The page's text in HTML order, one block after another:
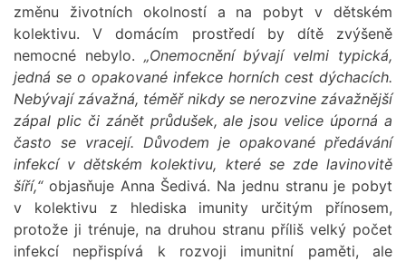
změnu životních okolností a na pobyt v dětském
kolektivu. V domácím prostředí by dítě zvýšeně
nemocné nebylo. „Onemocnění bývají velmi typická,
jedná se o opakované infekce horních cest dýchacích.
Nebývají závažná, téměř nikdy se nerozvine závažnější
zápal plic či zánět průdušek, ale jsou velice úporná a
často se vracejí. Důvodem je opakované předávání
infekcí v dětském kolektivu, které se zde lavinovitě
šíří,“objasňuje Anna Šedivá. Na jednu stranu je pobyt
v kolektivu z hlediska imunity určitým přínosem,
protože ji trénuje, na druhou stranu příliš velký počet
infekcí nepřispívá k rozvoji imunitní paměti, ale